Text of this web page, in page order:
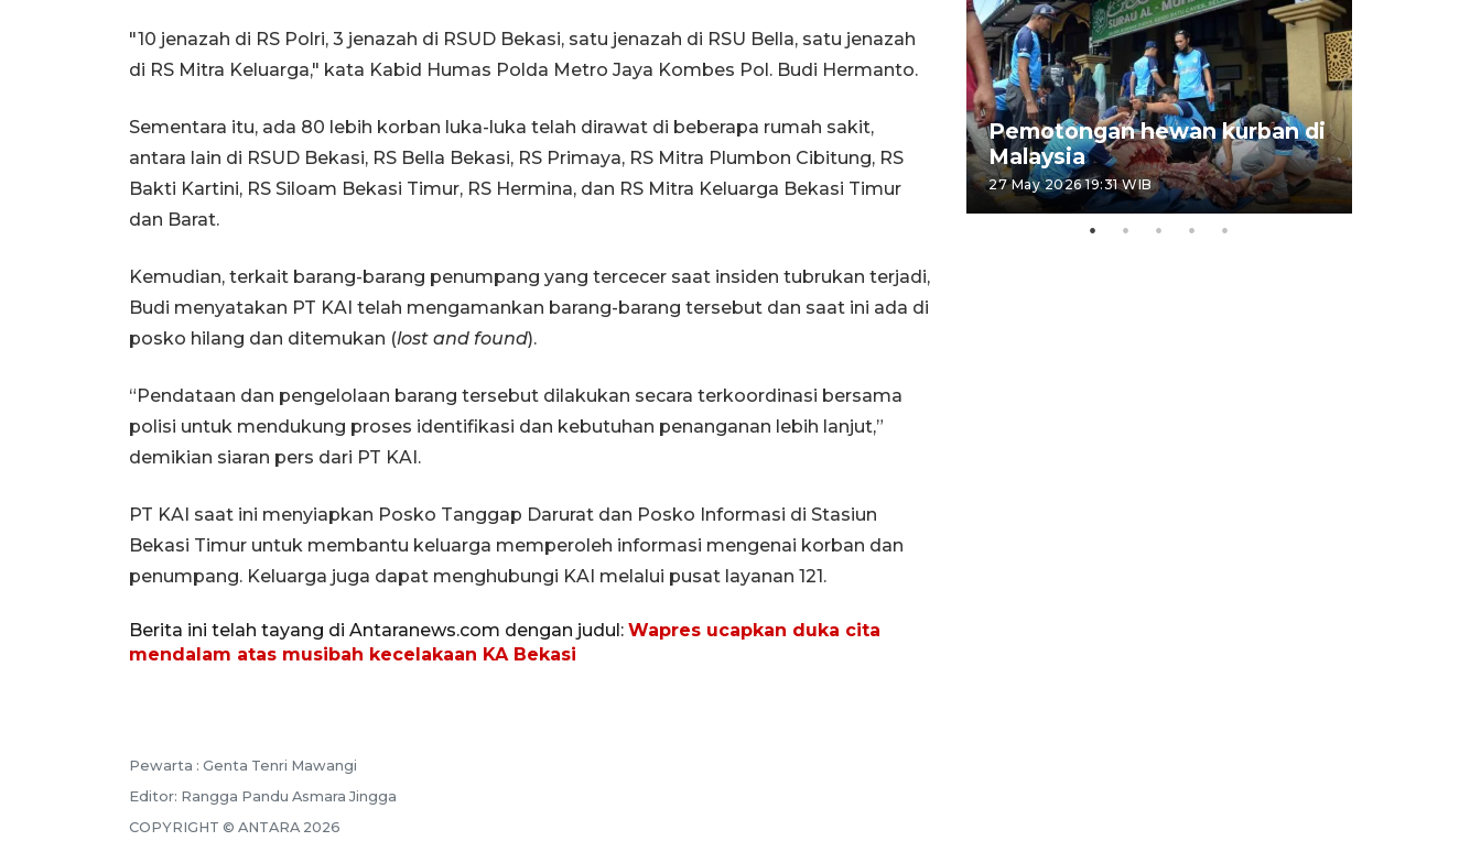
"10 jenazah di RS Polri, 3 jenazah di RSUD Bekasi, satu jenazah di RSU Bella, satu jenazah
di RS Mitra Keluarga," kata Kabid Humas Polda Metro Jaya Kombes Pol. Budi Hermanto.
Sementara itu, ada 80 lebih korban luka-luka telah dirawat di beberapa rumah sakit,
antara lain di RSUD Bekasi, RS Bella Bekasi, RS Primaya, RS Mitra Plumbon Cibitung, RS
Bakti Kartini, RS Siloam Bekasi Timur, RS Hermina, dan RS Mitra Keluarga Bekasi Timur
dan Barat.
Kemudian, terkait barang-barang penumpang yang tercecer saat insiden tubrukan terjadi,
Budi menyatakan PT KAI telah mengamankan barang-barang tersebut dan saat ini ada di
posko hilang dan ditemukan (lost and found).
“Pendataan dan pengelolaan barang tersebut dilakukan secara terkoordinasi bersama
polisi untuk mendukung proses identifikasi dan kebutuhan penanganan lebih lanjut,”
demikian siaran pers dari PT KAI.
PT KAI saat ini menyiapkan Posko Tanggap Darurat dan Posko Informasi di Stasiun
Bekasi Timur untuk membantu keluarga memperoleh informasi mengenai korban dan
penumpang. Keluarga juga dapat menghubungi KAI melalui pusat layanan 121.
Berita ini telah tayang di Antaranews.com dengan judul: Wapres ucapkan duka cita
mendalam atas musibah kecelakaan KA Bekasi
Pewarta : Genta Tenri Mawangi
Editor: Rangga Pandu Asmara Jingga
COPYRIGHT © ANTARA 2026
Tarawih di Malaysia
19 February 2026 19:47 WIB
Pemotongan hewan kurban di
Malaysia
27 May 2026 19:31 WIB